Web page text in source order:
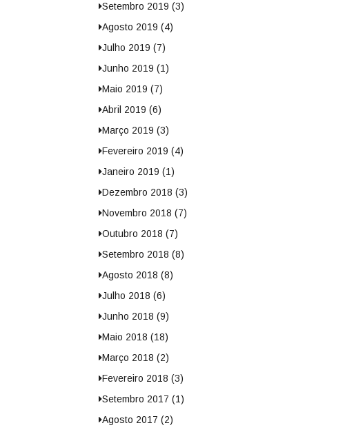
Setembro 2019 (3)
Agosto 2019 (4)
Julho 2019 (7)
Junho 2019 (1)
Maio 2019 (7)
Abril 2019 (6)
Março 2019 (3)
Fevereiro 2019 (4)
Janeiro 2019 (1)
Dezembro 2018 (3)
Novembro 2018 (7)
Outubro 2018 (7)
Setembro 2018 (8)
Agosto 2018 (8)
Julho 2018 (6)
Junho 2018 (9)
Maio 2018 (18)
Março 2018 (2)
Fevereiro 2018 (3)
Setembro 2017 (1)
Agosto 2017 (2)